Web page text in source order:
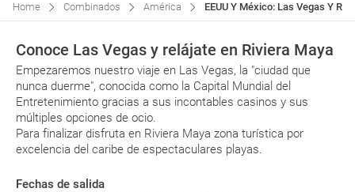
Home Combinados América EEUU Y México: Las Vegas Y
Conoce Las Vegas y relájate en Riviera Maya
Empezaremos nuestro viaje en Las Vegas, la "ciudad que
nunca duerme", conocida como la Capital Mundial del
Entretenimiento gracias a sus incontables casinos y sus
múltiples opciones de ocio.
Para finalizar disfruta en Riviera Maya zona turística por
excelencia del caribe de espectaculares playas.
Fechas de salida